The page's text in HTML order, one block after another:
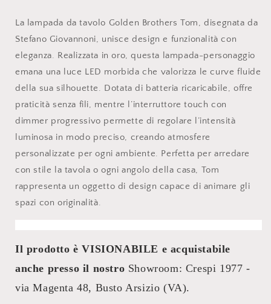
La lampada da tavolo Golden Brothers Tom, disegnata da
Stefano Giovannoni, unisce design e funzionalità con
eleganza. Realizzata in oro, questa lampada-personaggio
emana una luce LED morbida che valorizza le curve fluide
della sua silhouette. Dotata di batteria ricaricabile, offre
praticità senza fili, mentre l’interruttore touch con
dimmer progressivo permette di regolare l’intensità
luminosa in modo preciso, creando atmosfere
personalizzate per ogni ambiente. Perfetta per arredare
con stile la tavola o ogni angolo della casa, Tom
rappresenta un oggetto di design capace di animare gli
spazi con originalità.
Il prodotto è VISIONABILE e acquistabile
anche presso il nostro Showroom: Crespi 1977 -
via Magenta 48, Busto Arsizio (VA).